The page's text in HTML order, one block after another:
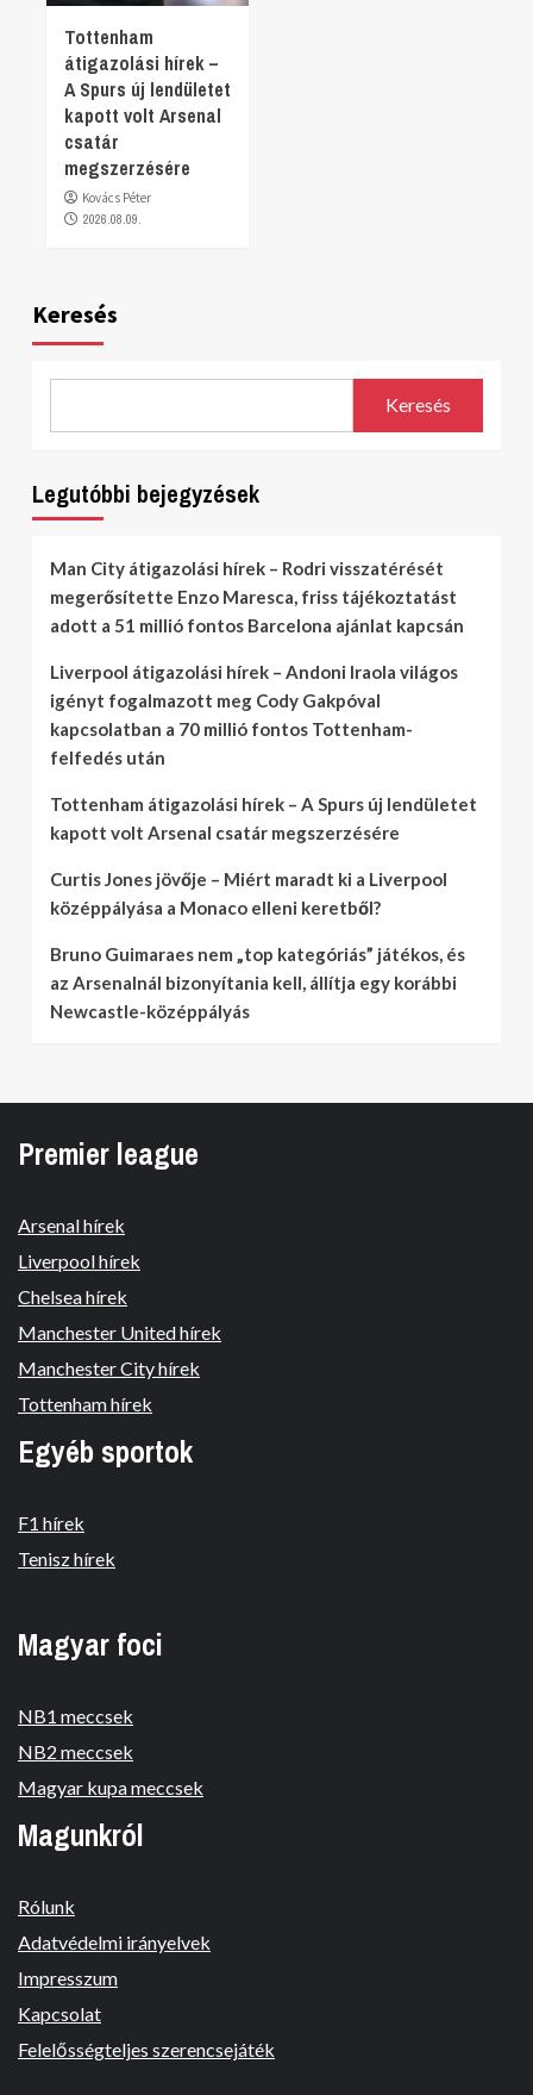
Tottenham
átigazolási hírek –
A Spurs új lendületet
kapott volt Arsenal
csatár
megszerzésére
Kovács Péter
2026.08.09.
Keresés
Keresés
Legutóbbi bejegyzések
Man City átigazolási hírek – Rodri visszatérését
megerősítette Enzo Maresca, friss tájékoztatást
adott a 51 millió fontos Barcelona ajánlat kapcsán
Liverpool átigazolási hírek – Andoni Iraola világos
igényt fogalmazott meg Cody Gakpóval
kapcsolatban a 70 millió fontos Tottenham-
felfedés után
Tottenham átigazolási hírek – A Spurs új lendületet
kapott volt Arsenal csatár megszerzésére
Curtis Jones jövője – Miért maradt ki a Liverpool
középpályása a Monaco elleni keretből?
Bruno Guimaraes nem „top kategóriás” játékos, és
az Arsenalnál bizonyítania kell, állítja egy korábbi
Newcastle-középpályás
Premier league
Arsenal hírek
Liverpool hírek
Chelsea hírek
Manchester United hírek
Manchester City hírek
Tottenham hírek
Egyéb sportok
F1 hírek
Tenisz hírek
Magyar foci
NB1 meccsek
NB2 meccsek
Magyar kupa meccsek
Magunkról
Rólunk
Adatvédelmi irányelvek
Impresszum
Kapcsolat
Felelősségteljes szerencsejáték